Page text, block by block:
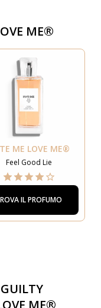
ME®
ME LOVE ME®
Feel Good Lie
IL PROFUMO
ME®